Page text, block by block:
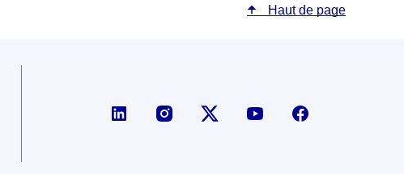
Haut de page
Page LinkedIn de la DGECompte X (ex-Twitter) de la